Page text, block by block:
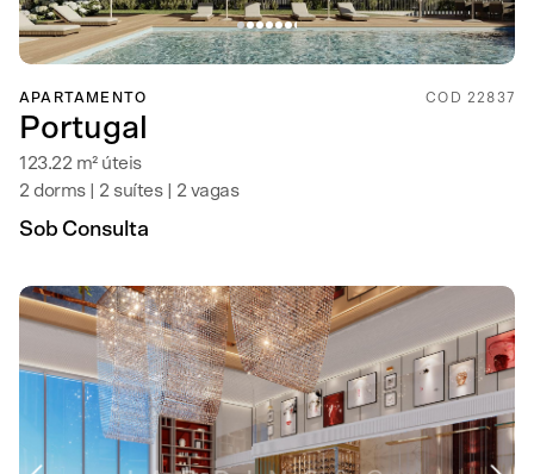
APARTAMENTO COD 22837
Portugal
123.22 m² úteis
2 dorms | 2 suítes | 2 vagas
Sob Consulta